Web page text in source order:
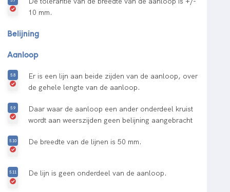
10 mm.
Belijning
Aanloop
Er is een lijn aan beide zijden van de aanloop, over
de gehele lengte van de aanloop.
Daar waar de aanloop een ander onderdeel kruist
wordt aan weerszijden geen belijning aangebracht
De breedte van de lijnen is 50 mm.
De lijn is geen onderdeel van de aanloop.